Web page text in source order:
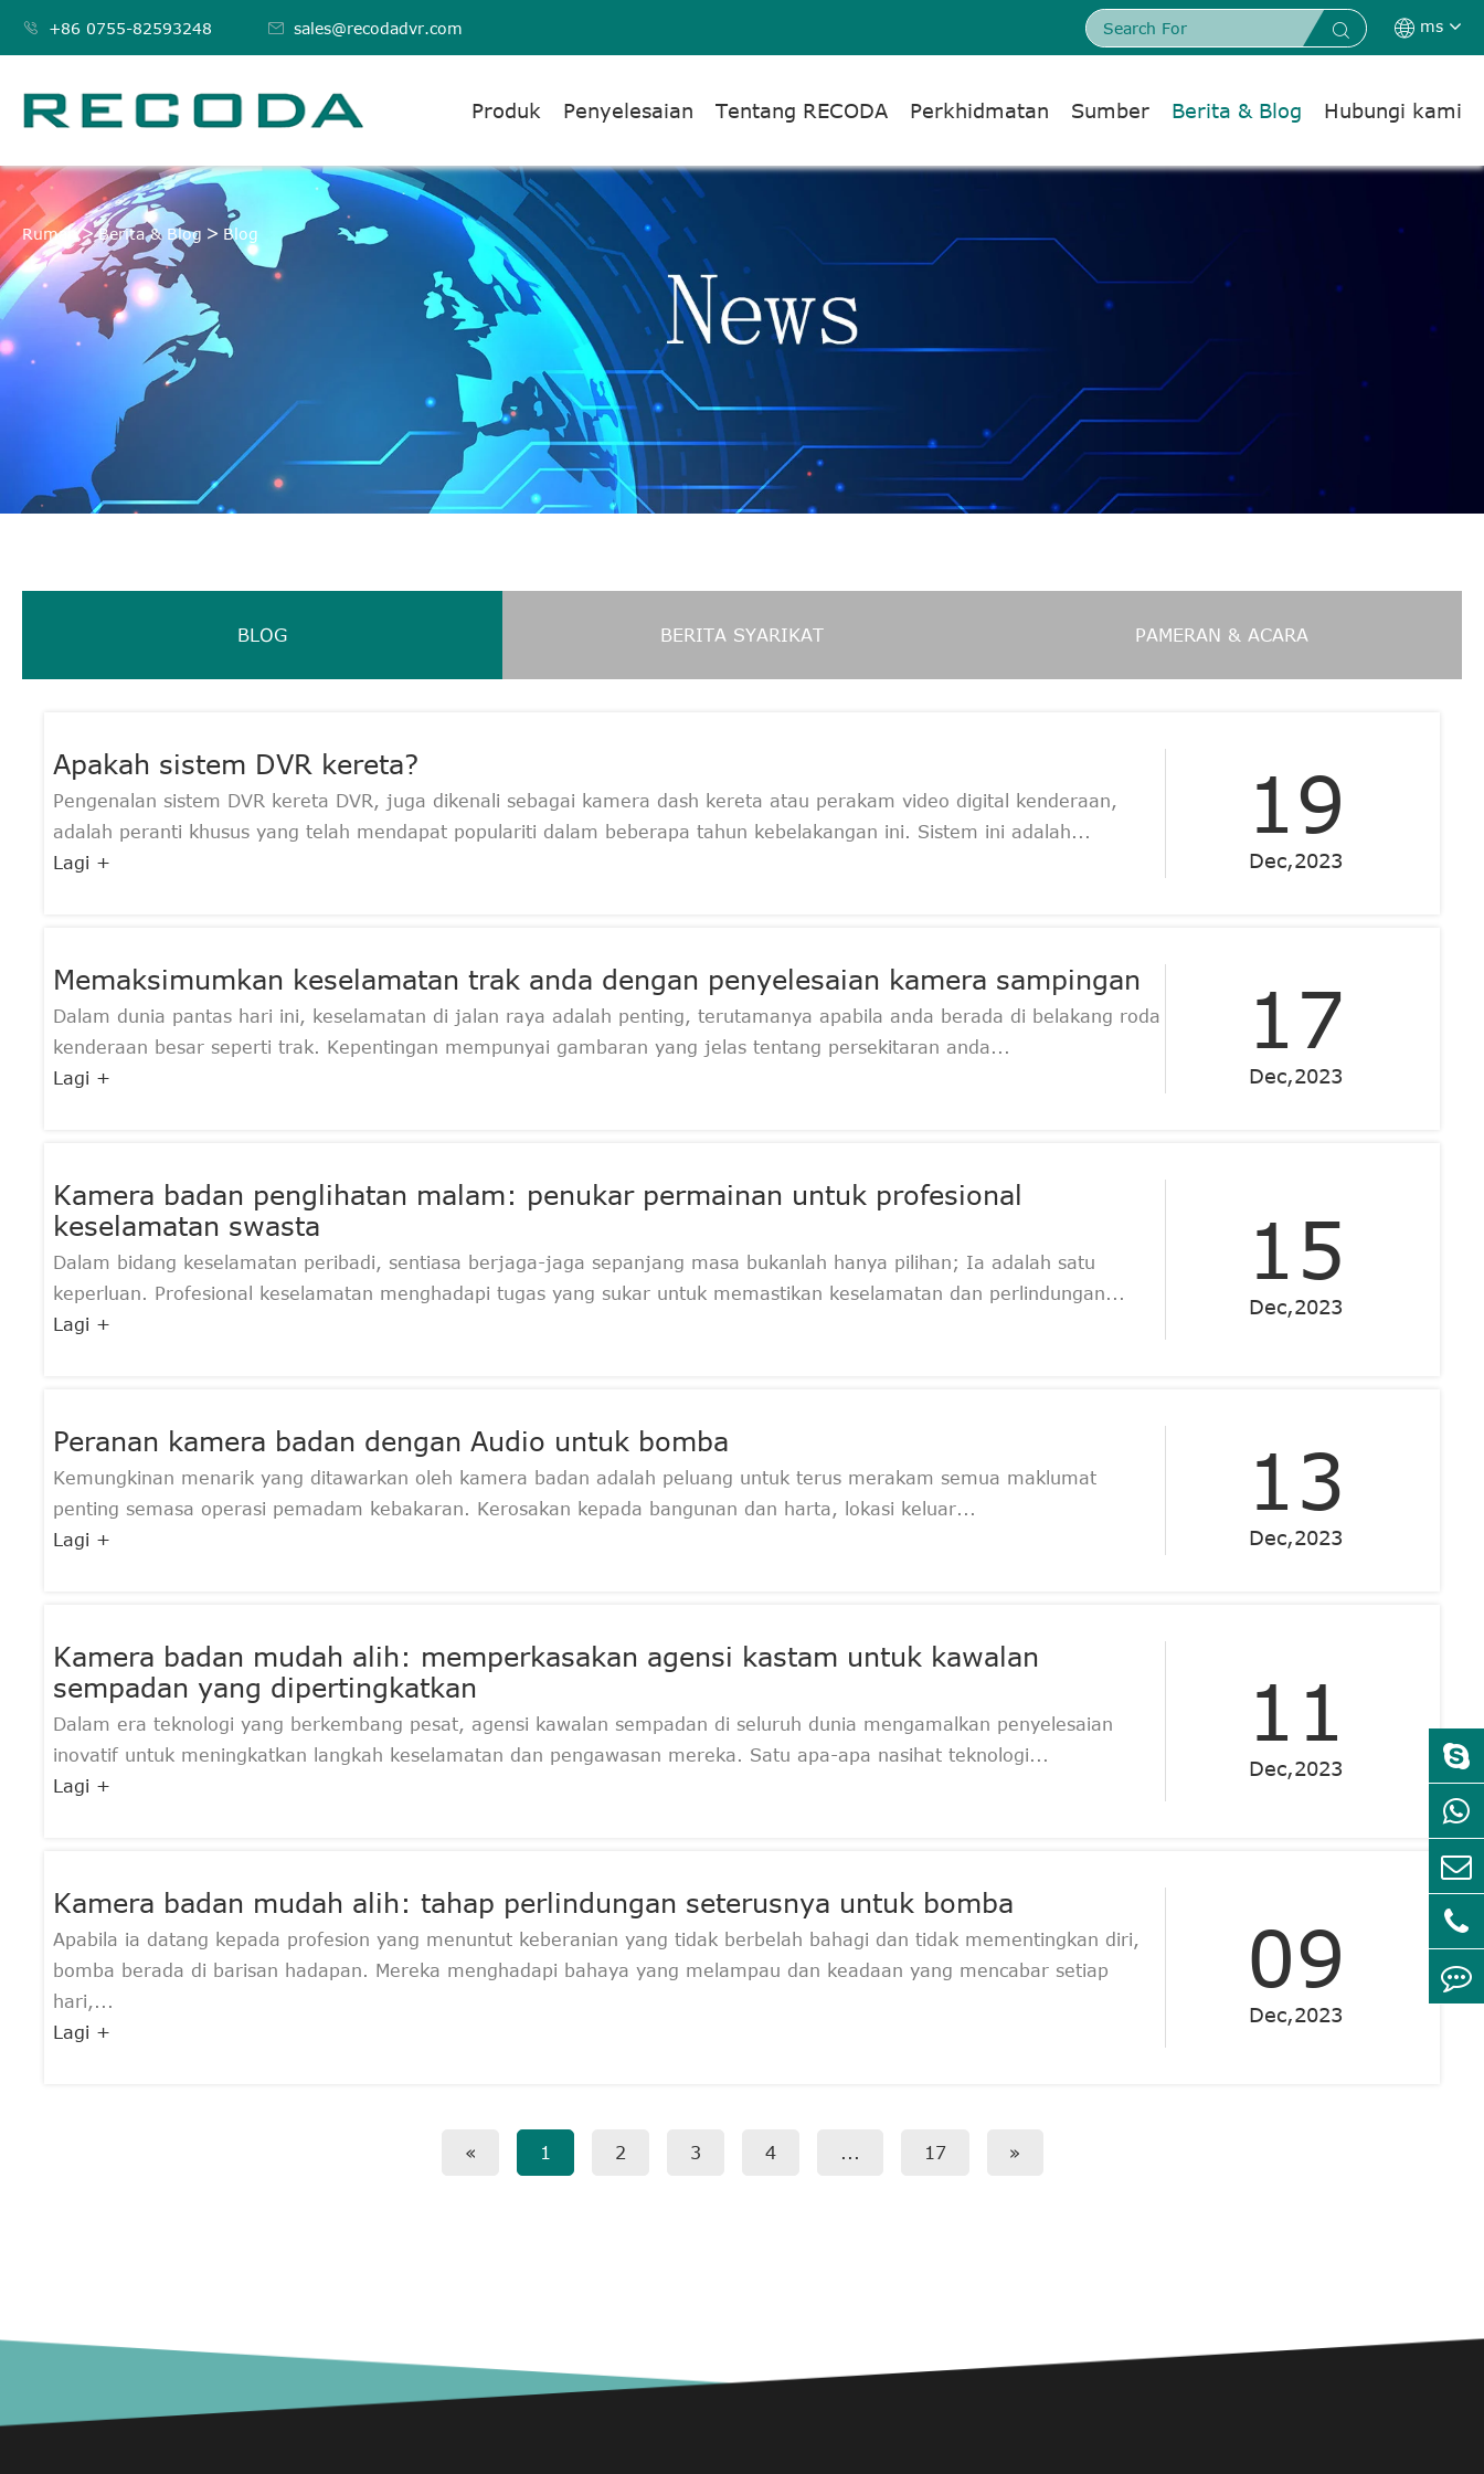
 +86 0755-82593248  sales@recodadvr.com   ms
Produk Penyelesaian Tentang RECODA Perkhidmatan Sumber Berita & Blog Hubungi kami
Rumah Berita & Blog Blog
BLOG
BLOG BERITA SYARIKAT PAMERAN & ACARA
Apakah sistem DVR kereta?
Pengenalan sistem DVR kereta DVR, juga dikenali sebagai kamera dash kereta atau perakam video digital kenderaan,
adalah peranti khusus yang telah mendapat populariti dalam beberapa tahun kebelakangan ini. Sistem ini adalah...
Lagi +
19
Dec,2023
Memaksimumkan keselamatan trak anda dengan penyelesaian kamera sampingan
Dalam dunia pantas hari ini, keselamatan di jalan raya adalah penting, terutamanya apabila anda berada di belakang roda
kenderaan besar seperti trak. Kepentingan mempunyai gambaran yang jelas tentang persekitaran anda...
Lagi +
17
Dec,2023
Kamera badan penglihatan malam: penukar permainan untuk profesional
keselamatan swasta
Dalam bidang keselamatan peribadi, sentiasa berjaga-jaga sepanjang masa bukanlah hanya pilihan; Ia adalah satu
keperluan. Profesional keselamatan menghadapi tugas yang sukar untuk memastikan keselamatan dan perlindungan...
Lagi +
15
Dec,2023
Peranan kamera badan dengan Audio untuk bomba
Kemungkinan menarik yang ditawarkan oleh kamera badan adalah peluang untuk terus merakam semua maklumat
penting semasa operasi pemadam kebakaran. Kerosakan kepada bangunan dan harta, lokasi keluar...
Lagi +
13
Dec,2023
Kamera badan mudah alih: memperkasakan agensi kastam untuk kawalan
sempadan yang dipertingkatkan
Dalam era teknologi yang berkembang pesat, agensi kawalan sempadan di seluruh dunia mengamalkan penyelesaian
inovatif untuk meningkatkan langkah keselamatan dan pengawasan mereka. Satu apa-apa nasihat teknologi...
Lagi +
11
Dec,2023
Kamera badan mudah alih: tahap perlindungan seterusnya untuk bomba
Apabila ia datang kepada profesion yang menuntut keberanian yang tidak berbelah bahagi dan tidak mementingkan diri,
bomba berada di barisan hadapan. Mereka menghadapi bahaya yang melampau dan keadaan yang mencabar setiap
hari,...
Lagi +
09
Dec,2023
« 1 2 3 4 ... 17 »